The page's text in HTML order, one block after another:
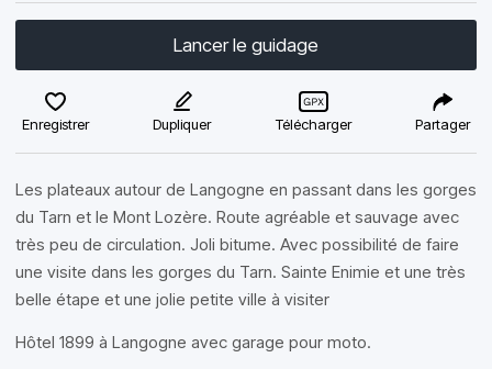
Lancer le guidage
Enregistrer Dupliquer Télécharger Partager
Les plateaux autour de Langogne en passant dans les gorges
du Tarn et le Mont Lozère. Route agréable et sauvage avec
très peu de circulation. Joli bitume. Avec possibilité de faire
une visite dans les gorges du Tarn. Sainte Enimie et une très
belle étape et une jolie petite ville à visiter
Hôtel 1899 à Langogne avec garage pour moto.